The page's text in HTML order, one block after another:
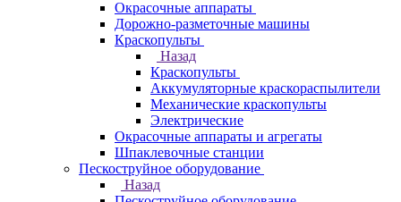
Окрасочные аппараты
Дорожно-разметочные машины
Краскопульты
Назад
Краскопульты
Аккумуляторные краскораспылители
Механические краскопульты
Электрические
Окрасочные аппараты и агрегаты
Шпаклевочные станции
Пескоструйное оборудование
Назад